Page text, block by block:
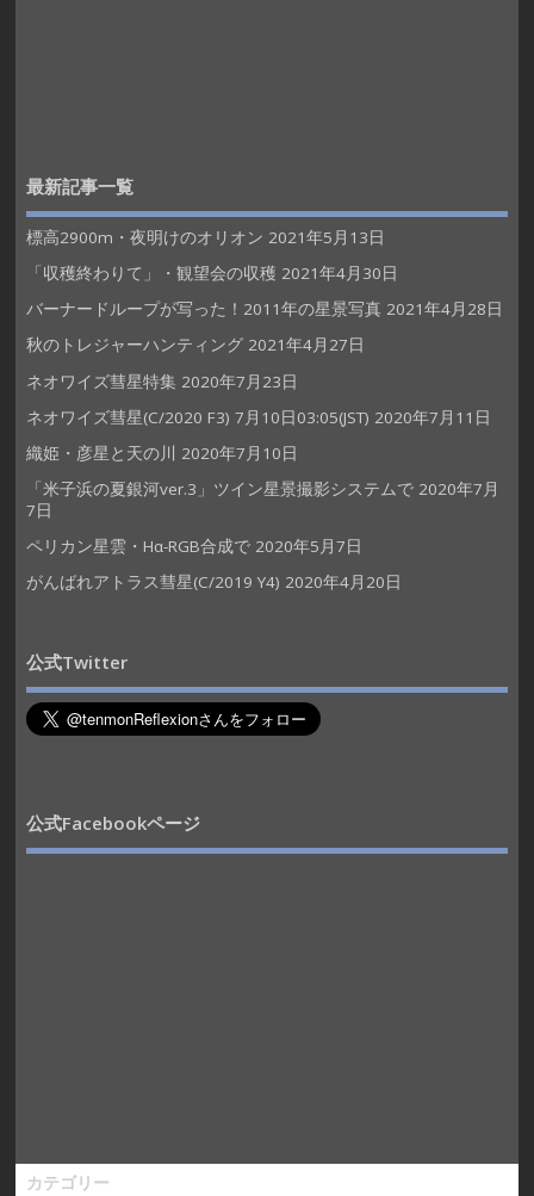
最新記事一覧
標高2900m・夜明けのオリオン 2021年5月13日
「収穫終わりて」・観望会の収穫 2021年4月30日
バーナードループが写った！2011年の星景写真 2021年4月28日
秋のトレジャーハンティング 2021年4月27日
ネオワイズ彗星特集 2020年7月23日
ネオワイズ彗星(C/2020 F3) 7月10日03:05(JST) 2020年7月11日
織姫・彦星と天の川 2020年7月10日
「米子浜の夏銀河ver.3」ツイン星景撮影システムで 2020年7月
7日
ペリカン星雲・Hα-RGB合成で 2020年5月7日
がんばれアトラス彗星(C/2019 Y4) 2020年4月20日
公式Twitter
公式Facebookページ
カテゴリー